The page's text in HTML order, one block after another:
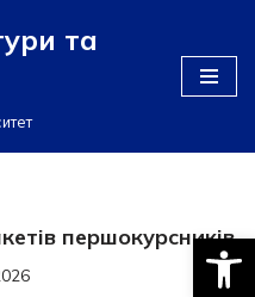
та
першокурсників